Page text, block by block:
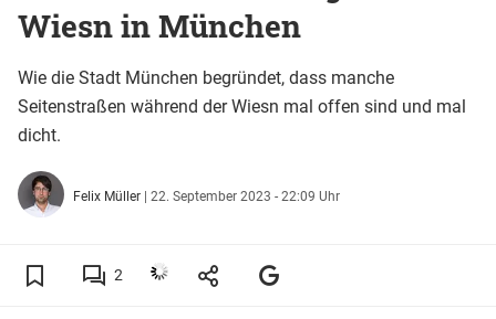
Wiesn in München
Wie die Stadt München begründet, dass manche
Seitenstraßen während der Wiesn mal offen sind und mal
dicht.
Felix Müller | 22. September 2023 - 22:09 Uhr
2